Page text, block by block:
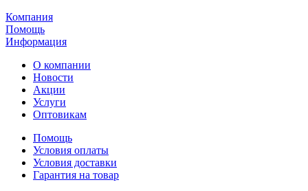
Компания
Помощь
Информация
О компании
Новости
Акции
Услуги
Оптовикам
Помощь
Условия оплаты
Условия доставки
Гарантия на товар